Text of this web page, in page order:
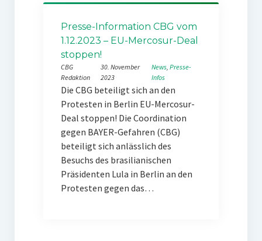
Presse-Information CBG vom
1.12.2023 – EU-Mercosur-Deal
stoppen!
CBG
Redaktion
30. November
2023
News, Presse-
Infos
Die CBG beteiligt sich an den
Protesten in Berlin EU-Mercosur-
Deal stoppen! Die Coordination
gegen BAYER-Gefahren (CBG)
beteiligt sich anlässlich des
Besuchs des brasilianischen
Präsidenten Lula in Berlin an den
Protesten gegen das…